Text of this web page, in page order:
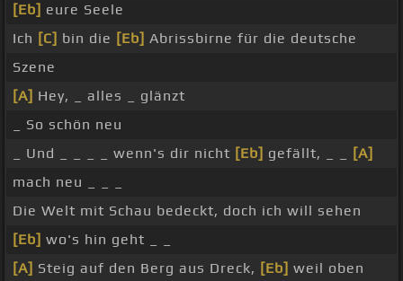
[Eb] eure Seele
Ich [C] bin die [Eb] Abrissbirne für die deutsche
Szene
[A] Hey, _ alles _ glänzt
_ So schön neu
_ Und _ _ _ _ wenn's dir nicht [Eb] gefällt, _ _
[A]
mach neu _ _ _
Die Welt mit Schau bedeckt, doch ich will sehen
[Eb] wo's hin geht _ _
[A] Steig auf den Berg aus Dreck, [Eb] weil oben